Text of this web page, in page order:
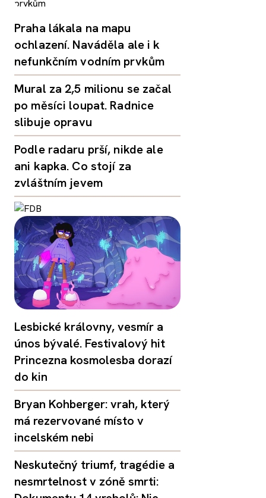
Praha lákala na mapu
ochlazení. Naváděla ale i k
nefunkčním vodním prvkům
Mural za 2,5 milionu se začal
po měsíci loupat. Radnice
slibuje opravu
Podle radaru prší, nikde ale
ani kapka. Co stojí za
zvláštním jevem
Lesbické královny, vesmír a
únos bývalé. Festivalový hit
Princezna kosmolesba dorazí
do kin
Bryan Kohberger: vrah, který
má rezervované místo v
incelském nebi
Neskutečný triumf, tragédie a
nesmrtelnost v zóně smrti: